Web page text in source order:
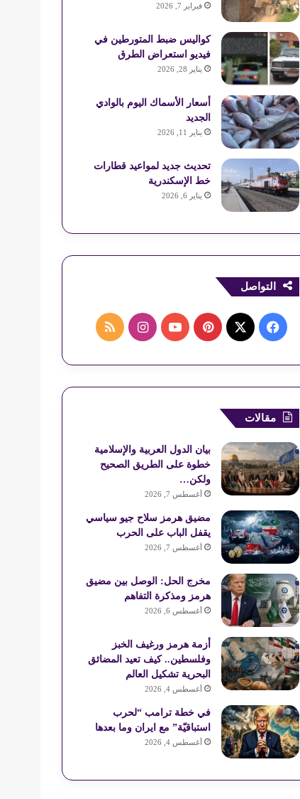
فبراير 7, 2026
كواليس ضبط المتورطين في
فيديو استعراض الطرق
يناير 28, 2026
أسعار الأسماك اليوم بالوادي
الجديد
يناير 11, 2026
تحديث جديد لمواعيد قطارات
خط الإسكندرية
يناير 6, 2026
التواصل
س
ب
و
ك
ن
ر
ي
س
ت
o
u
b
e
س
ر
م
خ
ل
و
ع
مقالات
بيان الدول العربية والإسلامية
خطوة على الطريق الصحيح
ولكن…
أغسطس 7, 2026
مضيق هرمز سلاح جيو سياسي
يقفل الباب على الحرب
أغسطس 7, 2026
مخرج الحل: الوصل بين مضيق
هرمز ومذكرة التفاهم
أغسطس 6, 2026
أزمة هرمز ورغيف الخبز
وفلسطين.. كيف تعيد المضائق
البحرية تشكيل العالم
أغسطس 4, 2026
في خطة ترامب “لحرب
استباقيّة” مع ايران وما بعدها
أغسطس 4, 2026